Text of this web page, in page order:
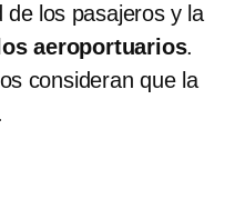
de los pasajeros y la
aeroportuarios.
consideran que la